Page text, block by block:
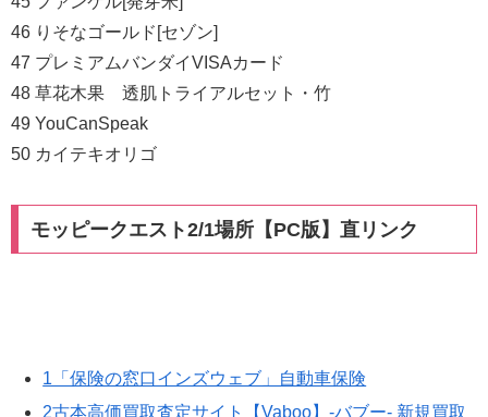
46 りそなゴールド[セゾン]
47 プレミアムバンダイVISAカード
48 草花木果 透肌トライアルセット・竹
49 YouCanSpeak
50 カイテキオリゴ
モッピークエスト2/1場所【PC版】直リンク
1「保険の窓口インズウェブ」自動車保険
2古本高価買取査定サイト【Vaboo】-バブー- 新規買取